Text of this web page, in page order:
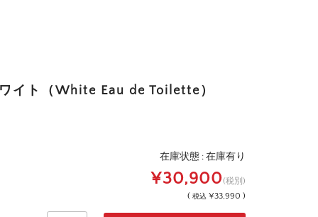
イト（White Eau de Toilette）
在庫状態 : 在庫有り
¥30,900(税別)
( 税込 ¥33,990 )